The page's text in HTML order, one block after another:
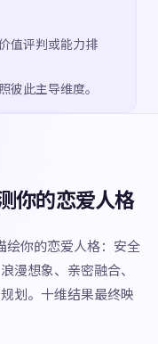
值评判或能力排
彼此主导维度。
你的恋爱人格
绘你的恋爱人格：安全
漫想象、亲密融合、
划。十维结果最终映